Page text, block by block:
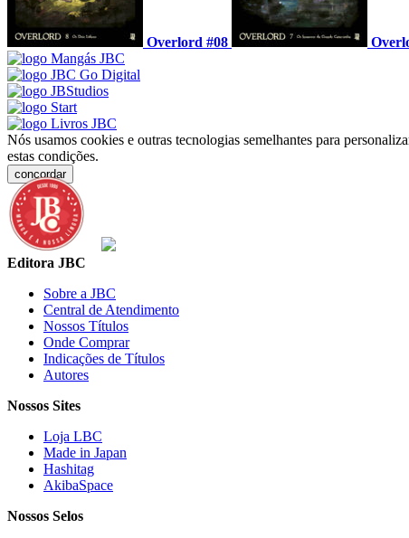
Overlord #08
Nós usamos cookies e outras tecnologias semelhantes para
estas condições.
concordar
Editora JBC
Sobre a JBC
Central de Atendimento
Nossos Títulos
Onde Comprar
Indicações de Títulos
Autores
Nossos Sites
Loja LBC
Made in Japan
Hashitag
AkibaSpace
Nossos Selos